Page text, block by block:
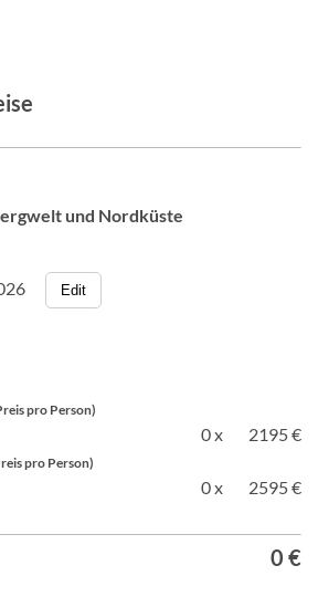
und Nordküste
Edit
pro Person)
0 x
2195 €
pro Person)
0 x 2595 €
0 €